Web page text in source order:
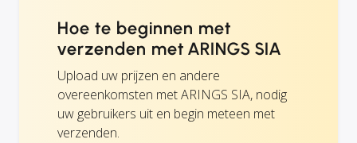
Hoe te beginnen met
verzenden met ARINGS SIA
Upload uw prijzen en andere
overeenkomsten met ARINGS SIA, nodig
uw gebruikers uit en begin meteen met
verzenden.